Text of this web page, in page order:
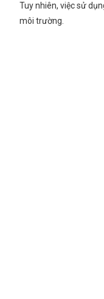
Tuy nhiên, việc sử
môi trường.